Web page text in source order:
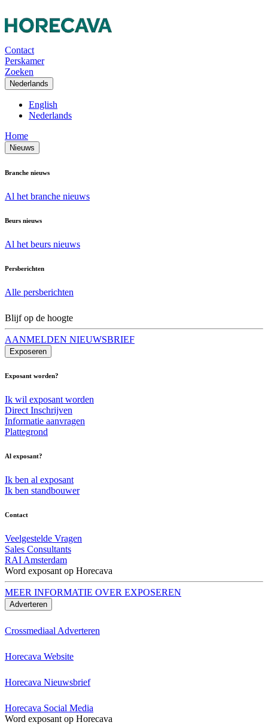
Contact
Perskamer
Zoeken
Nederlands
English
Nederlands
Home
Nieuws
Branche nieuws
Al het branche nieuws
Beurs nieuws
Al het beurs nieuws
Persberichten
Alle persberichten
Blijf op de hoogte
AANMELDEN NIEUWSBRIEF
Exposeren
Exposant worden?
Ik wil exposant worden
Direct Inschrijven
Informatie aanvragen
Plattegrond
Al exposant?
Ik ben al exposant
Ik ben standbouwer
Contact
Veelgestelde Vragen
Sales Consultants
RAI Amsterdam
Word exposant op Horecava
MEER INFORMATIE OVER EXPOSEREN
Adverteren
Crossmediaal Adverteren
Horecava Website
Horecava Nieuwsbrief
Horecava Social Media
Word exposant op Horecava